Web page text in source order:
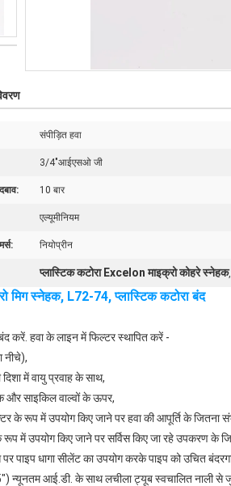
संपीड़ित हवा
3/4"आईएसओ जी
10 बार
एल्यूमीनियम
नियोप्रीन
प्लास्टिक कटोरा Excelon माइक्रो कोहरे स्नेहक,
मिग स्नेहक, L72-74, प्लास्टिक कटोरा बंद
करें. हवा के लाइन में फिल्टर स्थापित करें -
नीचे),
दिशा में वायु प्रवाह के साथ,
और साइकिल वाल्वों के ऊपर,
के रूप में उपयोग किए जाने पर हवा की आपूर्ति के जितना
में उपयोग किए जाने पर सर्विस किए जा रहे उपकरण के
पाइप धागा सीलेंट का उपयोग करके पाइप को उचित
न्यूनतम आई.डी. के साथ लचीला ट्यूब स्वचालित नाली से